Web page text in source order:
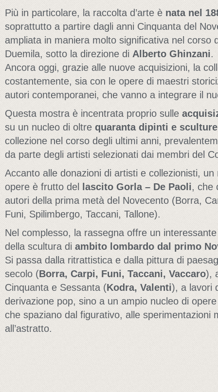
Più in particolare, la raccolta d’arte è nata nel
soprattutto a partire dagli anni Cinquanta del
ampliata in maniera molto significativa nel corso
Duemila, sotto la direzione di Alberto Ghinzani.
Ancora oggi, grazie alle nuove acquisizioni, la
costantemente, sia con le opere di maestri
autori contemporanei, che vanno a integrare il
Questa mostra è incentrata proprio sulle
su un nucleo di oltre quaranta dipinti e sculture
collezione nel corso degli ultimi anni,
da parte degli artisti selezionati dai membri del
Accanto alle donazioni di artisti e collezionisti, un
opere è frutto del
lascito Gorla – De Paoli, che
autori della prima metà del Novecento (Borra,
Funi, Spilimbergo, Taccani, Tallone).
Nel complesso, la rassegna offre un
della scultura di ambito lombardo dal primo
Si passa dalla ritrattistica e dalla pittura di
secolo (Borra, Carpi, Funi, Taccani, Vaccaro),
Cinquanta e Sessanta (Kodra, Valenti), a lavori
derivazione pop, sino a un ampio nucleo di
che spaziano dal figurativo, alle sperimentazioni
all’astratto.